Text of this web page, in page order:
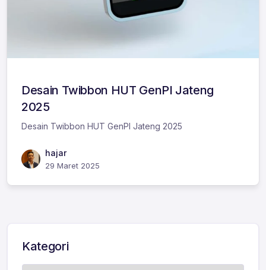
Desain Twibbon HUT GenPI Jateng
2025
Desain Twibbon HUT GenPI Jateng 2025
hajar
29 Maret 2025
Kategori